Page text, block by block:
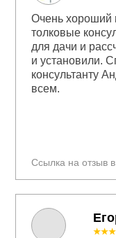
Ссылка на отзыв в
Очень хороший
толковые
для дачи и
и установили.
консультанту
всем.